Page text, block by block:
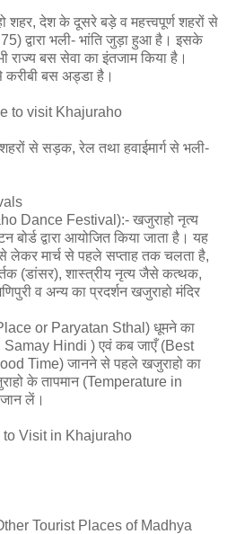
शहर, देश के दूसरे बड़े व महत्त्वपूर्ण शहरों से
75) द्वारा भली- भांति जुड़ा हुआ है। इसके
राज्य बस सेवा का इंतजाम किया है।
बस अड्डा है।
to visit Khajuraho
से सड़क, रेल तथा हवाईमार्ग से भली-
Dance Festival):- खजुराहो नृत्‍य
बोर्ड द्वारा आयोजित किया जाता है। यह
लेकर मार्च से पहले सप्ताह तक चलता है,
(डांसर), शास्त्रीय नृत्य जैसे कत्थक,
व अन्य का प्रदर्शन खजुराहो मंदिर
or Paryatan Sthal) धूमने का
Hindi ) एवं कब जाएँ (Best
Time) जानने से पहले खजुराहो का
के तापमान (Temperature in
लें।
to Visit in Khajuraho
Tourist Places of Madhya